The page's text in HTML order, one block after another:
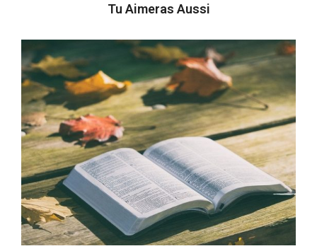
Tu Aimeras Aussi